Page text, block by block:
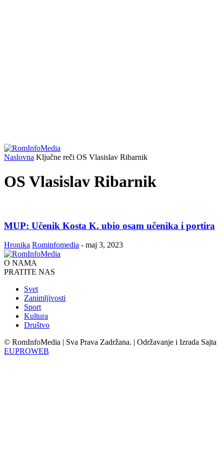
Naslovna Ključne reči OS Vlasislav Ribarnik
OS Vlasislav Ribarnik
MUP: Učenik Kosta K. ubio osam učenika i portira
Hronika Rominfomedia - maj 3, 2023
O NAMA
PRATITE NAS
Svet
Zanimljivosti
Sport
Kultura
Društvo
© RomInfoMedia | Sva Prava Zadržana. | Održavanje i Izrada Sajta
EUPROWEB